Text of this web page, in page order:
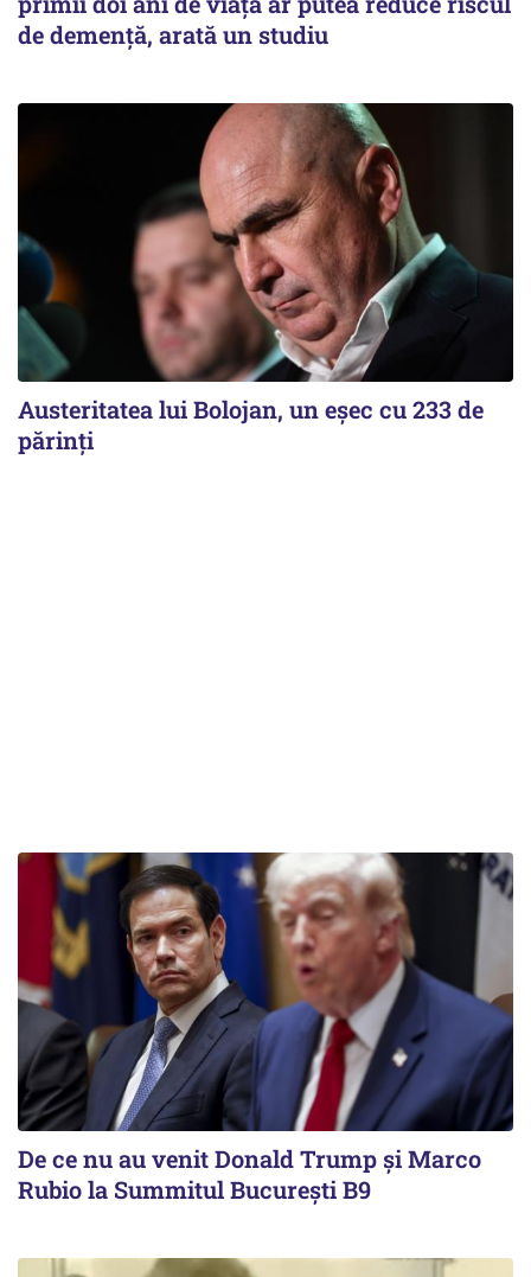
de demență, arată un studiu
Austeritatea lui Bolojan, un eșec cu 233 de
părinți
De ce nu au venit Donald Trump şi Marco
Rubio la Summitul Bucureşti B9